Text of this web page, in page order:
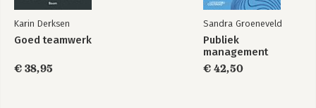
Karin Derksen
Goed teamwerk
€ 38,95
Sandra Groeneveld
Publiek
management
€ 42,50